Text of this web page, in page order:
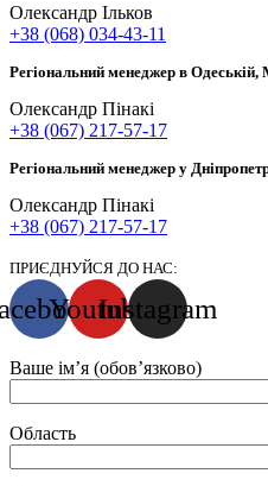
Олександр Ільков
+38 (068) 034-43-11
Регіональний менеджер в Одеській,
Олександр Пінакі
+38 (067) 217-57-17
Регіональний менеджер у
Олександр Пінакі
+38 (067) 217-57-17
ПРИЄДНУЙСЯ ДО НАС:
YoutubeInstagram
Ваше імʼя (обовʼязково)
Область